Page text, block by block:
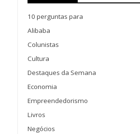
10 perguntas para
Alibaba
Colunistas
Cultura
Destaques da Semana
Economia
Empreendedorismo
Livros
Negócios